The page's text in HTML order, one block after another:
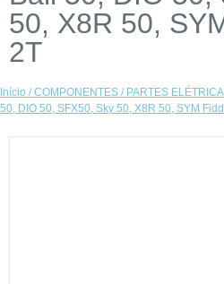
50, X8R 50,
2T
Início /COMPONENTES / PARTES
50, DIO 50, SFX50, Sky 50, X8R 50, SYM